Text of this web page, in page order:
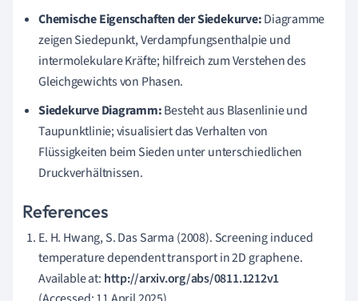
Chemische Eigenschaften der Siedekurve:Diagramme
zeigen Siedepunkt, Verdampfungsenthalpie und
intermolekulare Kräfte; hilfreich zum Verstehen des
Gleichgewichts von Phasen.
Siedekurve Diagramm:Besteht aus Blasenlinie und
Taupunktlinie; visualisiert das Verhalten von
Flüssigkeiten beim Sieden unter unterschiedlichen
Druckverhältnissen.
References
E. H. Hwang, S. Das Sarma (2008). Screening induced
temperature dependent transport in 2D graphene.
Available at: http://arxiv.org/abs/0811.1212v1